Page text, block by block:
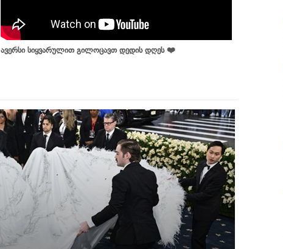
ავერსი სიყვარულით გილოცავთ დედის დღეს ❤️